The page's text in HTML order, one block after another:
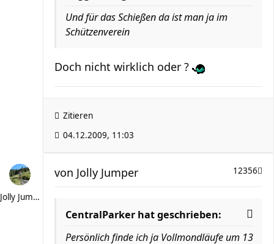
Und für das Schießen da ist man ja im
Schützenverein
Doch nicht wirklich oder ?
Zitieren
04.12.2009, 11:03
Jolly Jumper
12356
von Jolly Jumper
CentralParker hat geschrieben:
Persönlich finde ich ja Vollmondläufe um 13